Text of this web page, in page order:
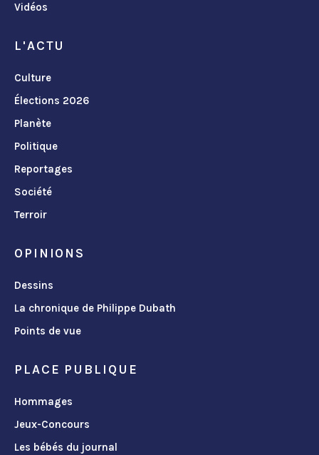
Vidéos
L'ACTU
Culture
Élections 2026
Planète
Politique
Reportages
Société
Terroir
OPINIONS
Dessins
La chronique de Philippe Dubath
Points de vue
PLACE PUBLIQUE
Hommages
Jeux-Concours
Les bébés du journal